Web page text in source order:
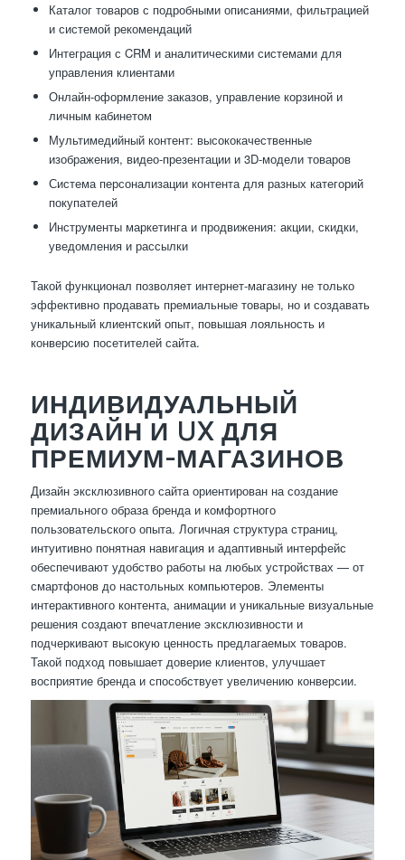
Каталог товаров с подробными описаниями, фильтрацией
и системой рекомендаций
Интеграция с CRM и аналитическими системами для
управления клиентами
Онлайн-оформление заказов, управление корзиной и
личным кабинетом
Мультимедийный контент: высококачественные
изображения, видео-презентации и 3D-модели товаров
Система персонализации контента для разных категорий
покупателей
Инструменты маркетинга и продвижения: акции, скидки,
уведомления и рассылки
Такой функционал позволяет интернет-магазину не только
эффективно продавать премиальные товары, но и создавать
уникальный клиентский опыт, повышая лояльность и
конверсию посетителей сайта.
ИНДИВИДУАЛЬНЫЙ
ДИЗАЙН И UX ДЛЯ
ПРЕМИУМ-МАГАЗИНОВ
Дизайн эксклюзивного сайта ориентирован на создание
премиального образа бренда и комфортного
пользовательского опыта. Логичная структура страниц,
интуитивно понятная навигация и адаптивный интерфейс
обеспечивают удобство работы на любых устройствах — от
смартфонов до настольных компьютеров. Элементы
интерактивного контента, анимации и уникальные визуальные
решения создают впечатление эксклюзивности и
подчеркивают высокую ценность предлагаемых товаров.
Такой подход повышает доверие клиентов, улучшает
восприятие бренда и способствует увеличению конверсии.